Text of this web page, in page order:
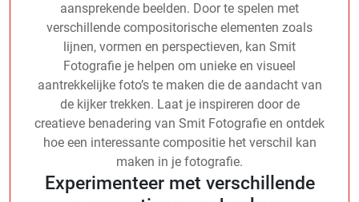
aansprekende beelden. Door te spelen met
verschillende compositorische elementen zoals
lijnen, vormen en perspectieven, kan Smit
Fotografie je helpen om unieke en visueel
aantrekkelijke foto’s te maken die de aandacht van
de kijker trekken. Laat je inspireren door de
creatieve benadering van Smit Fotografie en ontdek
hoe een interessante compositie het verschil kan
maken in je fotografie.
Experimenteer met verschillende